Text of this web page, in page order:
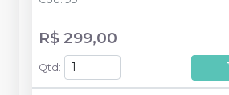
R$ 299,00
Qtd :